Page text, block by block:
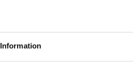
Information